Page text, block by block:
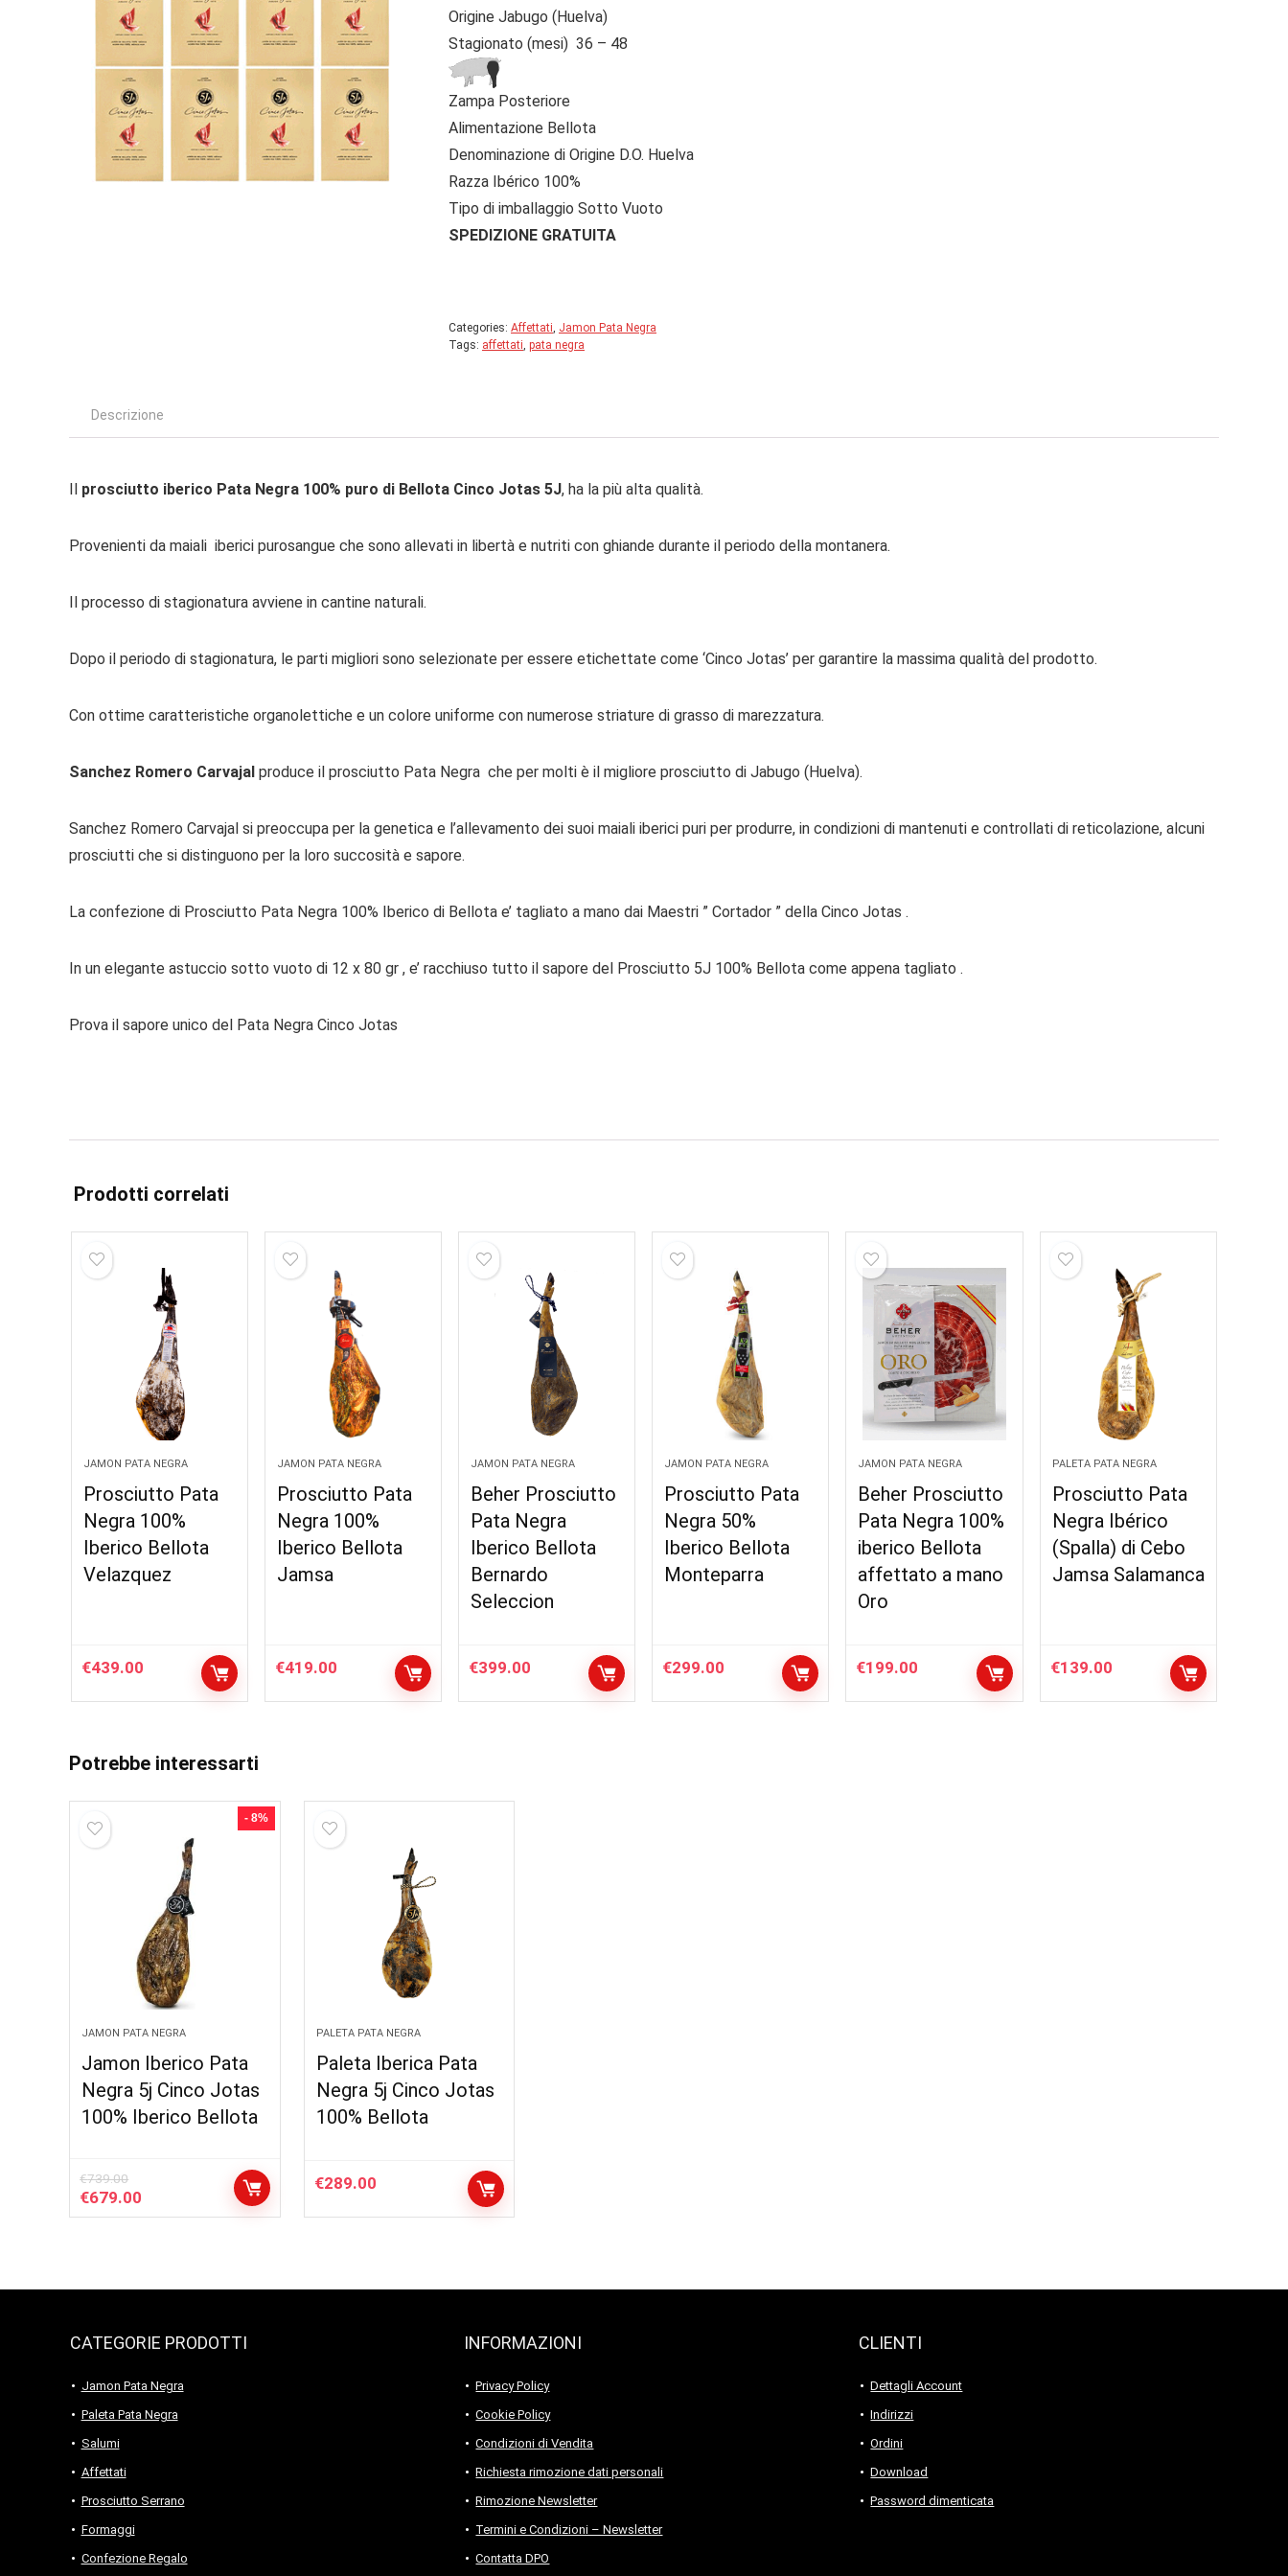
Origine Jabugo (Huelva)
Stagionato (mesi) 36 – 48
Zampa Posteriore
Alimentazione Bellota
Denominazione di Origine D.O. Huelva
Razza Ibérico 100%
Tipo di imballaggio Sotto Vuoto
SPEDIZIONE GRATUITA
Categories: Affettati, Jamon Pata Negra
Tags: affettati, pata negra
Descrizione
Il prosciutto iberico Pata Negra 100% puro di Bellota Cinco Jotas 5J, ha la più alta qualità.
Provenienti da maiali iberici purosangue che sono allevati in libertà e nutriti con ghiande durante il periodo della montanera.
Il processo di stagionatura avviene in cantine naturali.
Dopo il periodo di stagionatura, le parti migliori sono selezionate per essere etichettate come ‘Cinco Jotas’ per garantire la massima qualità del prodotto.
Con ottime caratteristiche organolettiche e un colore uniforme con numerose striature di grasso di marezzatura.
Sanchez Romero Carvajal produce il prosciutto Pata Negra che per molti è il migliore prosciutto di Jabugo (Huelva).
Sanchez Romero Carvajal si preoccupa per la genetica e l’allevamento dei suoi maiali iberici puri per produrre, in condizioni di mantenuti e controllati di reticolazione, alcuni
prosciutti che si distinguono per la loro succosità e sapore.
La confezione di Prosciutto Pata Negra 100% Iberico di Bellota e’ tagliato a mano dai Maestri ” Cortador ” della Cinco Jotas .
In un elegante astuccio sotto vuoto di 12 x 80 gr , e’ racchiuso tutto il sapore del Prosciutto 5J 100% Bellota come appena tagliato .
Prova il sapore unico del Pata Negra Cinco Jotas
Prodotti correlati
JAMON PATA NEGRA
Prosciutto Pata
Negra 100%
Iberico Bellota
Velazquez
€439.00
JAMON PATA NEGRA
Prosciutto Pata
Negra 100%
Iberico Bellota
Jamsa
€419.00
JAMON PATA NEGRA
Beher Prosciutto
Pata Negra
Iberico Bellota
Bernardo
Seleccion
€399.00
JAMON PATA NEGRA
Prosciutto Pata
Negra 50%
Iberico Bellota
Monteparra
€299.00
JAMON PATA NEGRA
Beher Prosciutto
Pata Negra 100%
iberico Bellota
affettato a mano
Oro
€199.00
PALETA PATA NEGRA
Prosciutto Pata
Negra Ibérico
(Spalla) di Cebo
Jamsa Salamanca
€139.00
Potrebbe interessarti
- 8%
JAMON PATA NEGRA
Jamon Iberico Pata
Negra 5j Cinco Jotas
100% Iberico Bellota
€739.00
Il
prezzo
€679.00
prezzo
PALETA PATA NEGRA
Paleta Iberica Pata
Negra 5j Cinco Jotas
100% Bellota
€289.00
CATEGORIE PRODOTTI
Jamon Pata Negra
Paleta Pata Negra
Salumi
Affettati
Prosciutto Serrano
Formaggi
Confezione Regalo
INFORMAZIONI
Privacy Policy
Cookie Policy
Condizioni di Vendita
Richiesta rimozione dati personali
Rimozione Newsletter
Termini e Condizioni – Newsletter
Contatta DPO
CLIENTI
Dettagli Account
Indirizzi
Ordini
Download
Password dimenticata